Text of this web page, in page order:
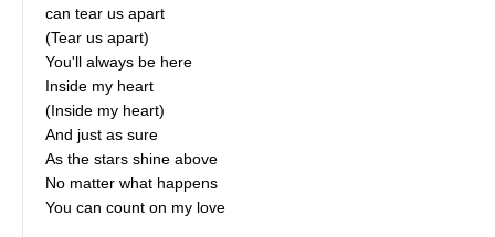
can tear us apart
(Tear us apart)
You'll always be here
Inside my heart
(Inside my heart)
And just as sure
As the stars shine above
No matter what happens
You can count on my love